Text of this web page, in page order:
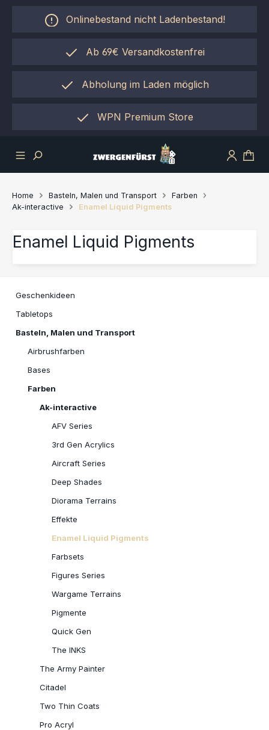
Zum Hauptinhalt springen
Onlinebestand nicht Ladenbestand!
Ab 69€ Versandkostenfrei
Abholung im Laden möglich
einfach per "Click&Collect"
WPN Premium Store
Home Basteln, Malen und Transport
Farben
Ak-interactive
Enamel Liquid Pigments
Enamel Liquid Pigments
Geschenkideen
Tabletops
Basteln, Malen und Transport
Airbrushfarben
Bases
Farben
Ak-interactive
AFV Series
3rd Gen Acrylics
Aircraft Series
Deep Shades
Diorama Terrains
Effekte
Enamel Liquid Pigments
Farbsets
Figures Series
Wargame Terrains
Pigmente
Quick Gen
The INKS
The Army Painter
Citadel
Two Thin Coats
Pro Acryl